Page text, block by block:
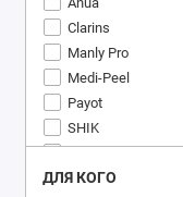
Clarins
Manly Pro
Medi-Peel
Payot
SHIK
The Ordinary
ДЛЯ КОГО